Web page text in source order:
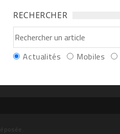
RECHERCHER
Actualités Mobiles